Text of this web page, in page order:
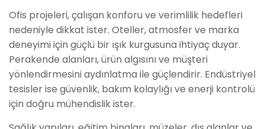
Ofis projeleri, çalışan konforu ve verimlilik hedefleri
nedeniyle dikkat ister. Oteller, atmosfer ve marka
deneyimi için güçlü bir ışık kurgusuna ihtiyaç duyar.
Perakende alanları, ürün algısını ve müşteri
yönlendirmesini aydınlatma ile güçlendirir. Endüstriyel
tesisler ise güvenlik, bakım kolaylığı ve enerji kontrolü
için doğru mühendislik ister.